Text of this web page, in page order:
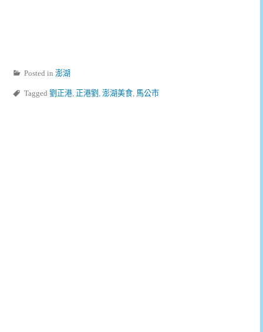
Posted in 澎湖
Tagged 劉正港, 正港劉 , 澎湖美食, 馬公市